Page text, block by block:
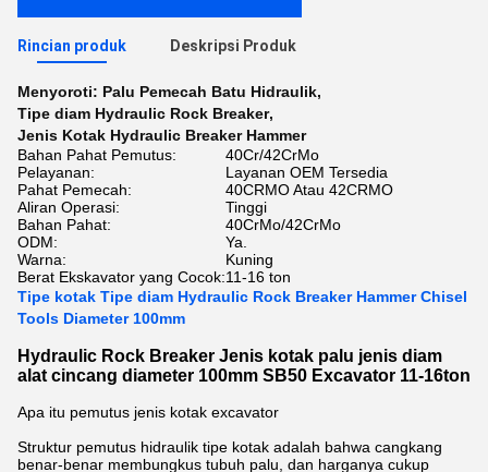
Rincian produk Deskripsi Produk
Menyoroti: Palu Pemecah Batu Hidraulik,
Tipe diam Hydraulic Rock Breaker,
Jenis Kotak Hydraulic Breaker Hammer
Bahan Pahat Pemutus:
40Cr/42CrMo
Pelayanan:
Layanan OEM Tersedia
Pahat Pemecah:
40CRMO Atau 42CRMO
Aliran Operasi:
Tinggi
Bahan Pahat:
40CrMo/42CrMo
ODM:
Ya.
Warna:
Kuning
Berat Ekskavator yang Cocok:11-16 ton
Tipe kotak Tipe diam Hydraulic Rock Breaker Hammer Chisel
Tools Diameter 100mm
Hydraulic Rock Breaker Jenis kotak palu jenis diam
alat cincang diameter 100mm SB50 Excavator 11-16ton
Apa itu pemutus jenis kotak excavator
Struktur pemutus hidraulik tipe kotak adalah bahwa cangkang
benar-benar membungkus tubuh palu, dan harganya cukup